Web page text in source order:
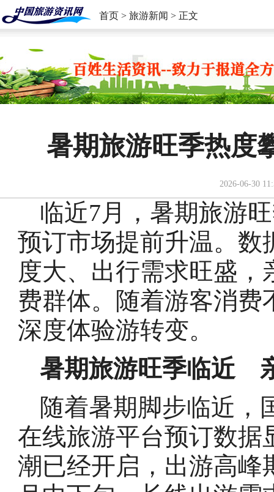
首页 > 旅游新闻 > 正文
暑期旅游旺季热度
2026-06-30
临近7月，暑期旅游
预订市场提前升温。数
度大、出行需求旺盛
费群体。随着游客消
深度体验游转变。
暑期旅游旺季临近
随着暑期脚步临近，
在线旅游平台预订数据
潮已经开启，出游高峰